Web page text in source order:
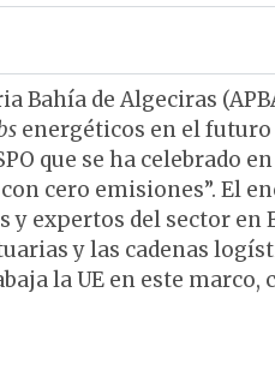
Bahía de Algeciras
energéticos en el
que se ha celebrado
cero emisiones”. El
expertos del sector en
y las cadenas
la UE en este